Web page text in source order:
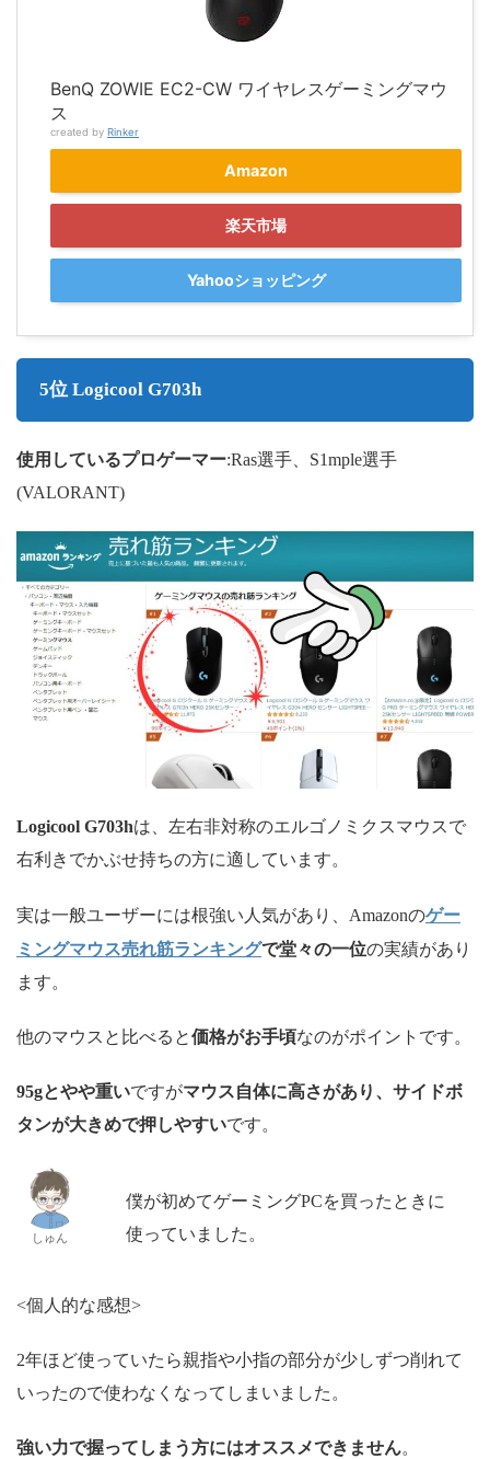
BenQ ZOWIE EC2-CW ワイヤレスゲーミングマウ
ス
created by Rinker
Amazon
楽天市場
Yahooショッピング
5位 Logicool G703h
使用しているプロゲーマー:Ras選手、S1mple選手
(VALORANT)
Logicool G703hは、左右非対称のエルゴノミクスマウスで
右利きでかぶせ持ちの方に適しています。
実は一般ユーザーには根強い人気があり、Amazonのゲー
ミングマウス売れ筋ランキングで堂々の一位の実績があり
ます。
他のマウスと比べると価格がお手頃なのがポイントです。
95gとやや重いですがマウス自体に高さがあり、サイドボ
タンが大きめで押しやすいです。
しゅん
僕が初めてゲーミングPCを買ったときに
使っていました。
<個人的な感想>
2年ほど使っていたら親指や小指の部分が少しずつ削れて
いったので使わなくなってしまいました。
強い力で握ってしまう方にはオススメできません。